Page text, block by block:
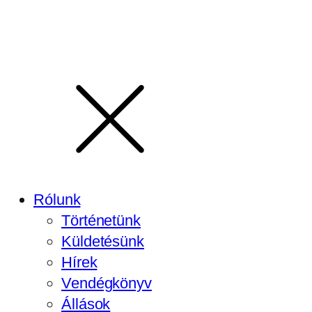
Rólunk
Történetünk
Küldetésünk
Hírek
Vendégkönyv
Állások